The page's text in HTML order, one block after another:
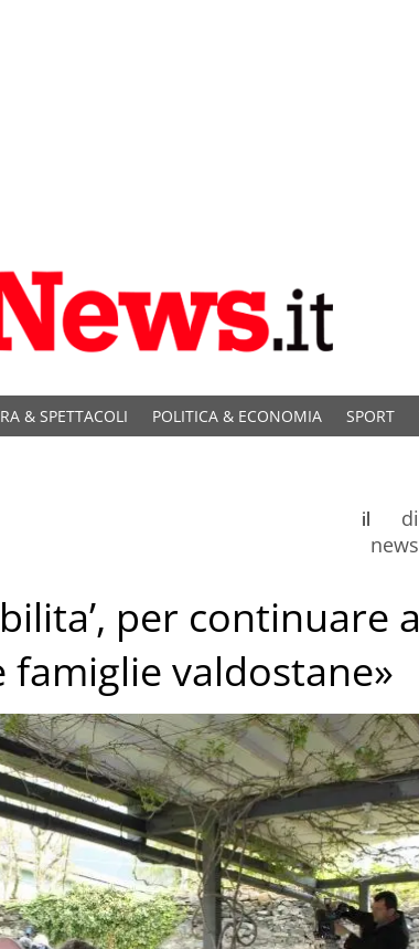
& SPETTACOLI POLITICA & ECONOMIA SPORT
di
news
il
per continuare a
valdostane»